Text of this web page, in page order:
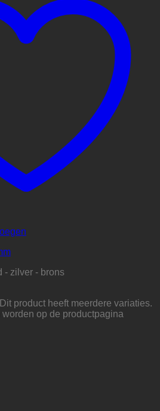
- zilver - brons
Dit product heeft meerdere variaties.
op de productpagina